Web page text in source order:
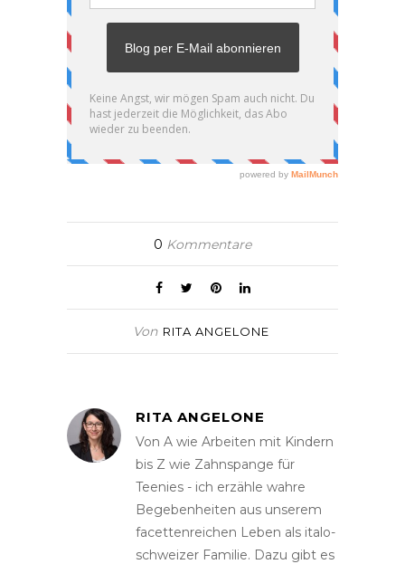
0 Kommentare
Von RITA ANGELONE
RITA ANGELONE
Von A wie Arbeiten mit Kindern
bis Z wie Zahnspange für
Teenies - ich erzähle wahre
Begebenheiten aus unserem
facettenreichen Leben als italo-
schweizer Familie. Dazu gibt es